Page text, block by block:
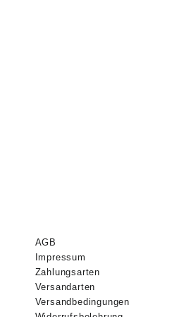
AGB
Impressum
Zahlungsarten
Versandarten
Versandbedingungen